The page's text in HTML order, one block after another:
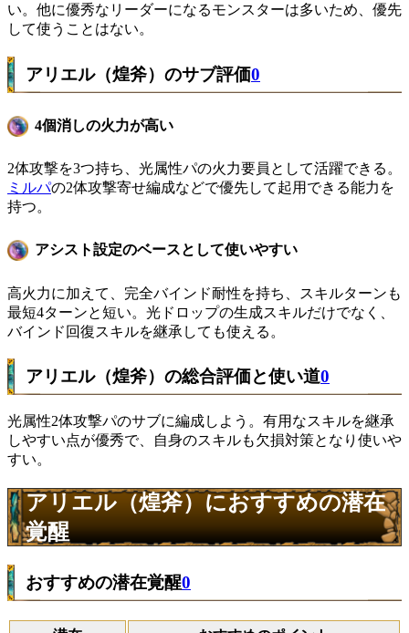
い。他に優秀なリーダーになるモンスターは多いため、優先
して使うことはない。
アリエル（煌斧）のサブ評価0
4個消しの火力が高い
2体攻撃を3つ持ち、光属性パの火力要員として活躍できる。
ミルパの2体攻撃寄せ編成などで優先して起用できる能力を
持つ。
アシスト設定のベースとして使いやすい
高火力に加えて、完全バインド耐性を持ち、スキルターンも
最短4ターンと短い。光ドロップの生成スキルだけでなく、
バインド回復スキルを継承しても使える。
アリエル（煌斧）の総合評価と使い道0
光属性2体攻撃パのサブに編成しよう。有用なスキルを継承
しやすい点が優秀で、自身のスキルも欠損対策となり使いや
すい。
アリエル（煌斧）におすすめの潜在
覚醒
おすすめの潜在覚醒0